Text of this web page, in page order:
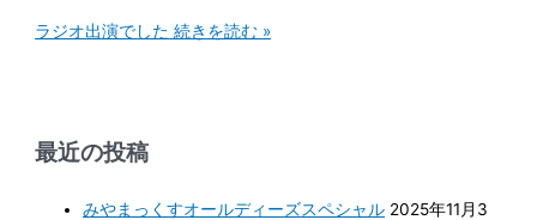
ラジオ出演でした 続きを読む »
最近の投稿
みやまっくすオールディーズスペシャル 2025年11月3